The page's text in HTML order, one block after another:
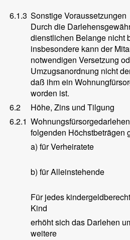
6.1.3 Sonstige Voraussetzungen
Durch die
dienstlichen Belange nicht
insbesondere kann der
notwendigen Versetzung
Umzugsanordnung nicht
daß ihm ein
worden ist.
6.2
Höhe, Zins und Tilgung
6.2.1
folgenden Höchstbeträgen
a) für Verheiratete
b) für Alleinstehende
Für jedes
Kind
erhöht sich das Darlehen
weitere